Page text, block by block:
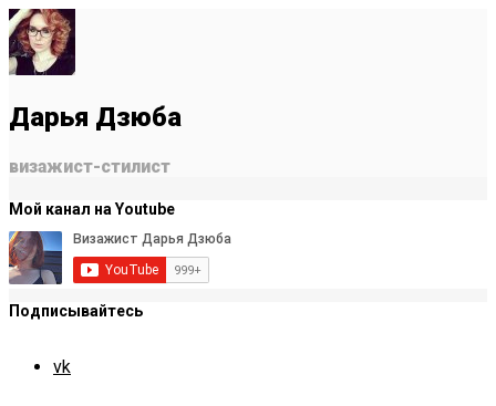
Дарья Дзюба
визажист-стилист
Мой канал на Youtube
Подписывайтесь
vk